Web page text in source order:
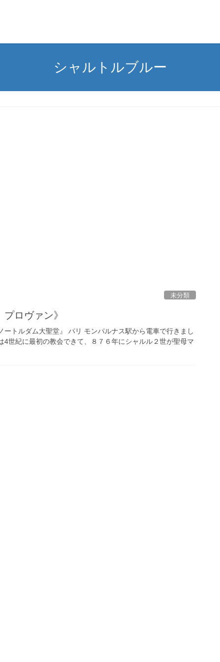
シャルトルブルー
未分類
ロヴァン》
トルダム大聖堂』 パリ モンパルナス駅から電車で行きまし
世紀に最初の教会できて、８７６年にシャルル２世が聖母マ